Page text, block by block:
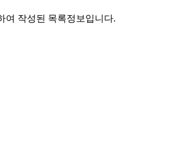
여 작성된 목록정보입니다.